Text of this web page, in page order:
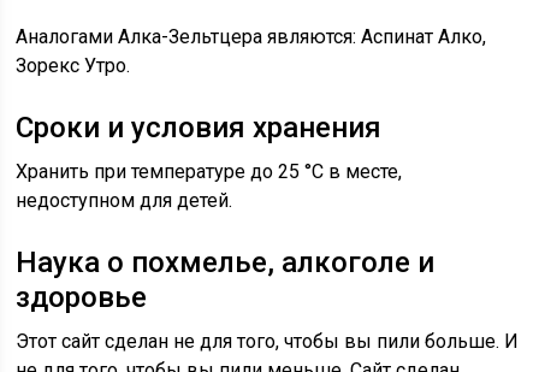
Аналогами Алка-Зельтцера являются: Аспинат Алко,
Зорекс Утро.
Сроки и условия хранения
Хранить при температуре до 25 °С в месте,
недоступном для детей.
Наука о похмелье, алкоголе и
здоровье
Этот сайт сделан не для того, чтобы вы пили больше. И